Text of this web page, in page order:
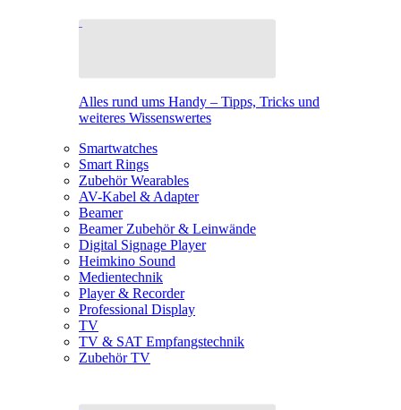
Alles rund ums Handy – Tipps, Tricks und
weiteres Wissenswertes
Smartwatches
Smart Rings
Zubehör Wearables
AV-Kabel & Adapter
Beamer
Beamer Zubehör & Leinwände
Digital Signage Player
Heimkino Sound
Medientechnik
Player & Recorder
Professional Display
TV
TV & SAT Empfangstechnik
Zubehör TV